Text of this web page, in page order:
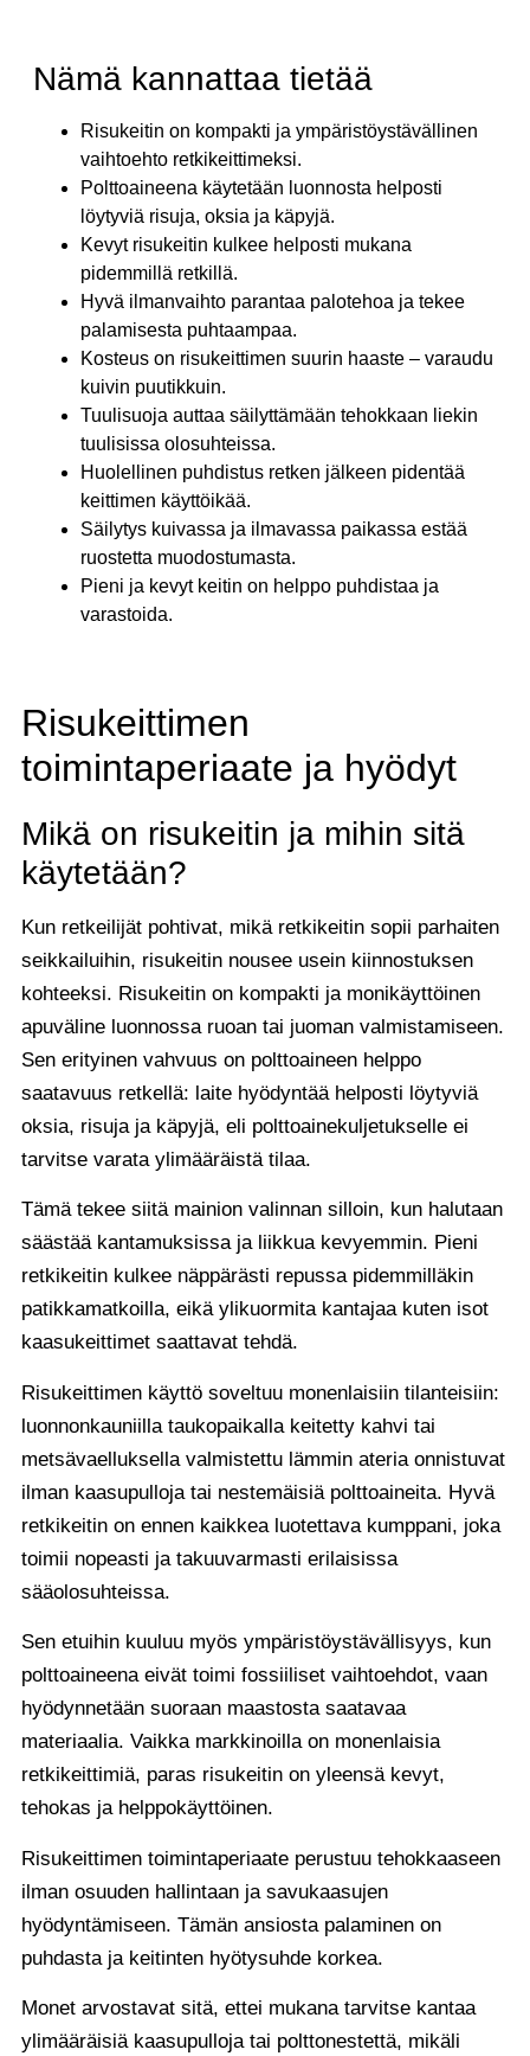
Nämä kannattaa tietää
Risukeitin on kompakti ja ympäristöystävällinen
vaihtoehto retkikeittimeksi.
Polttoaineena käytetään luonnosta helposti
löytyviä risuja, oksia ja käpyjä.
Kevyt risukeitin kulkee helposti mukana
pidemmillä retkillä.
Hyvä ilmanvaihto parantaa palotehoa ja tekee
palamisesta puhtaampaa.
Kosteus on risukeittimen suurin haaste – varaudu
kuivin puutikkuin.
Tuulisuoja auttaa säilyttämään tehokkaan liekin
tuulisissa olosuhteissa.
Huolellinen puhdistus retken jälkeen pidentää
keittimen käyttöikää.
Säilytys kuivassa ja ilmavassa paikassa estää
ruostetta muodostumasta.
Pieni ja kevyt keitin on helppo puhdistaa ja
varastoida.
Risukeittimen
toimintaperiaate ja hyödyt
Mikä on risukeitin ja mihin sitä
käytetään?
Kun retkeilijät pohtivat, mikä retkikeitin sopii parhaiten
seikkailuihin, risukeitin nousee usein kiinnostuksen
kohteeksi. Risukeitin on kompakti ja monikäyttöinen
apuväline luonnossa ruoan tai juoman valmistamiseen.
Sen erityinen vahvuus on polttoaineen helppo
saatavuus retkellä: laite hyödyntää helposti löytyviä
oksia, risuja ja käpyjä, eli polttoainekuljetukselle ei
tarvitse varata ylimääräistä tilaa.
Tämä tekee siitä mainion valinnan silloin, kun halutaan
säästää kantamuksissa ja liikkua kevyemmin. Pieni
retkikeitin kulkee näppärästi repussa pidemmilläkin
patikkamatkoilla, eikä ylikuormita kantajaa kuten isot
kaasukeittimet saattavat tehdä.
Risukeittimen käyttö soveltuu monenlaisiin tilanteisiin:
luonnonkauniilla taukopaikalla keitetty kahvi tai
metsävaelluksella valmistettu lämmin ateria onnistuvat
ilman kaasupulloja tai nestemäisiä polttoaineita. Hyvä
retkikeitin on ennen kaikkea luotettava kumppani, joka
toimii nopeasti ja takuuvarmasti erilaisissa
sääolosuhteissa.
Sen etuihin kuuluu myös ympäristöystävällisyys, kun
polttoaineena eivät toimi fossiiliset vaihtoehdot, vaan
hyödynnetään suoraan maastosta saatavaa
materiaalia. Vaikka markkinoilla on monenlaisia
retkikeittimiä, paras risukeitin on yleensä kevyt,
tehokas ja helppokäyttöinen.
Risukeittimen toimintaperiaate perustuu tehokkaaseen
ilman osuuden hallintaan ja savukaasujen
hyödyntämiseen. Tämän ansiosta palaminen on
puhdasta ja keitinten hyötysuhde korkea.
Monet arvostavat sitä, ettei mukana tarvitse kantaa
ylimääräisiä kaasupulloja tai polttonestettä, mikäli